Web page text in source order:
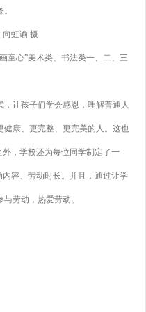
向虹谕 摄
童心”美术类、书法类一、二、三
让孩子们学会感恩，理解普通人
康、更完整、更完美的人。这也
，学校还为每位同学制定了一
容、劳动时长。并且，通过让学
劳动，热爱劳动。